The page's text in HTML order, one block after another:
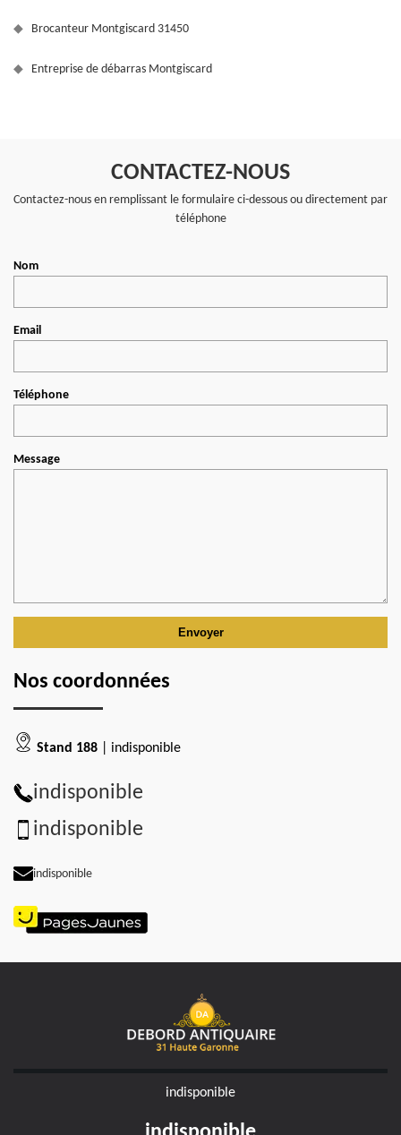
Brocanteur Montgiscard 31450
Entreprise de débarras Montgiscard
CONTACTEZ-NOUS
Contactez-nous en remplissant le formulaire ci-dessous ou directement par
téléphone
Nom
Email
Téléphone
Message
Nos coordonnées
Stand 188 | indisponible
indisponible
indisponible
indisponible
indisponible